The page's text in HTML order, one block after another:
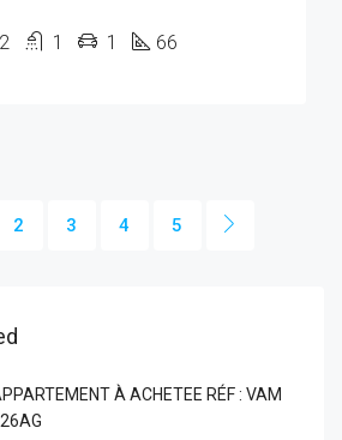
2 1 1 66
2 3 4 5
À ACHETEE RÉF : VAM